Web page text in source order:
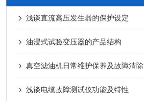
浅谈直流高压发生器的保护设定
油浸式试验变压器的产品结构
真空滤油机日常维护保养及故障清除
浅谈电缆故障测试仪功能及特性